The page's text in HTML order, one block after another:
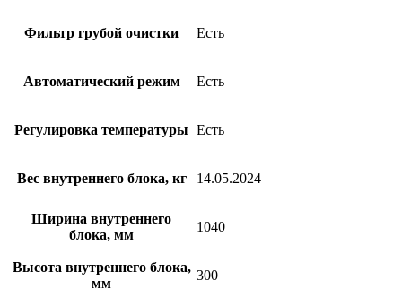
Фильтр грубой очистки Есть
Автоматический режим Есть
Регулировка температуры Есть
Вес внутреннего блока, кг 14.05.2024
Ширина внутреннего
блока, мм
1040
Высота внутреннего блока,
мм
300